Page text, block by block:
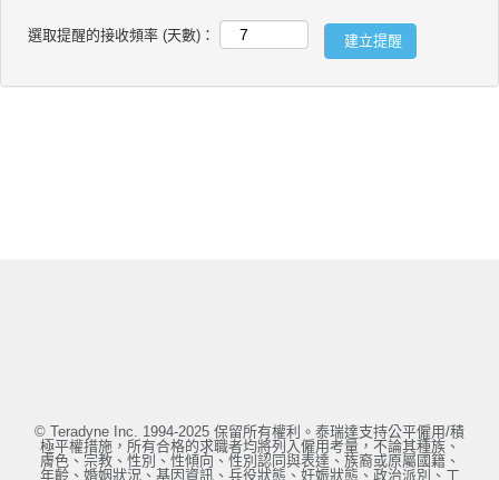
選取提醒的接收頻率 (天數)：
© Teradyne Inc. 1994-2025 保留所有權利。泰瑞達支持公平僱用/積
極平權措施，所有合格的求職者均將列入僱用考量，不論其種族、
膚色、宗教、性別、性傾向、性別認同與表達、族裔或原屬國籍、
年齡、婚姻狀況、基因資訊、兵役狀態、妊娠狀態、政治派別、工